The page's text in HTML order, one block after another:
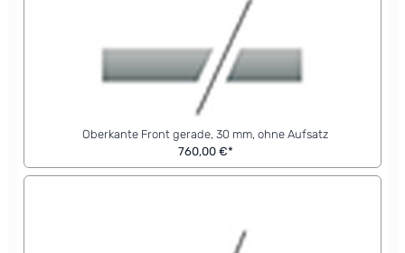
Oberkante Front gerade, 30 mm, ohne Aufsatz
760,00 €*